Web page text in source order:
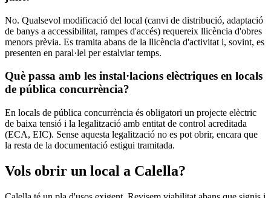
No. Qualsevol modificació del local (canvi de distribució, adaptació
de banys a accessibilitat, rampes d'accés) requereix llicència d'obres
menors prèvia. Es tramita abans de la llicència d'activitat i, sovint, es
presenten en paral·lel per estalviar temps.
Què passa amb les instal·lacions elèctriques en locals
de pública concurrència?
En locals de pública concurrència és obligatori un projecte elèctric
de baixa tensió i la legalització amb entitat de control acreditada
(ECA, EIC). Sense aquesta legalització no es pot obrir, encara que
la resta de la documentació estigui tramitada.
Vols obrir un local a Calella?